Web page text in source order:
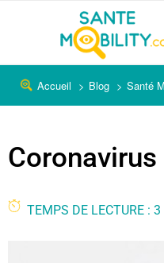
Accueil Blog Santé
TEMPS DE LECTURE :